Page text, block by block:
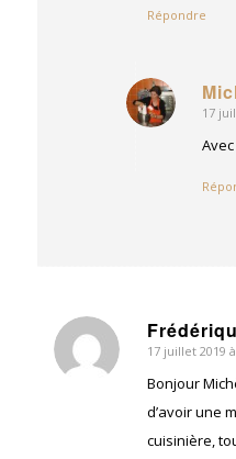
Répondre
dit
17
dit
:
17 juillet 2019
Bonjour
d’avoir une
cuisinière,